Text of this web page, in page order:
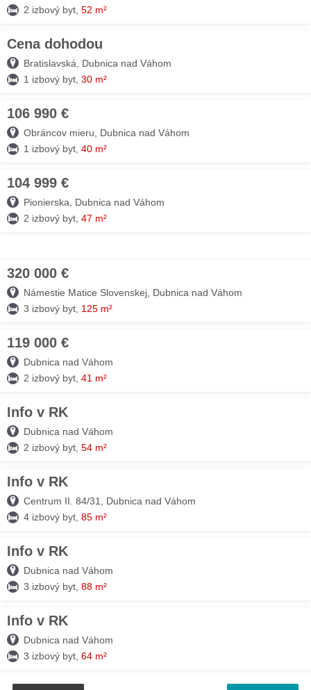
2 izbový byt, 52 m²
Cena dohodou
Bratislavská, Dubnica nad Váhom
1 izbový byt, 30 m²
106 990 €
Obráncov mieru, Dubnica nad Váhom
1 izbový byt, 40 m²
104 999 €
Pionierska, Dubnica nad Váhom
2 izbový byt, 47 m²
320 000 €
Námestie Matice Slovenskej, Dubnica nad Váhom
3 izbový byt, 125 m²
119 000 €
Dubnica nad Váhom
2 izbový byt, 41 m²
Info v RK
Dubnica nad Váhom
2 izbový byt, 54 m²
Info v RK
Centrum II. 84/31, Dubnica nad Váhom
4 izbový byt, 85 m²
Info v RK
Dubnica nad Váhom
3 izbový byt, 88 m²
Info v RK
Dubnica nad Váhom
3 izbový byt, 64 m²